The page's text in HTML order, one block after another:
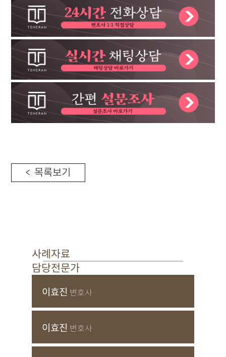
< 목록보기
사례자료
담당전문가
이효진 변호사
이효진 변호사